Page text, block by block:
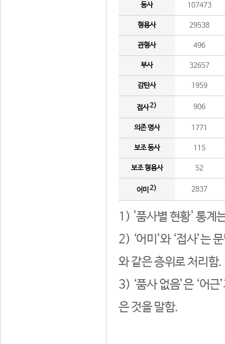
동사 107473
형용사 29538
관형사 496
부사 32657
감탄사 1959
접사2) 906
의존 명사 1771
보조 동사 115
보조 형용사 52
어미 2) 2837
1) '품사별 현황' 통계
2) ‘어미’와 ‘접사’는
와 같은 층위로 처리함.
3) ‘품사 없음’은 ‘어
은 것을 말함.